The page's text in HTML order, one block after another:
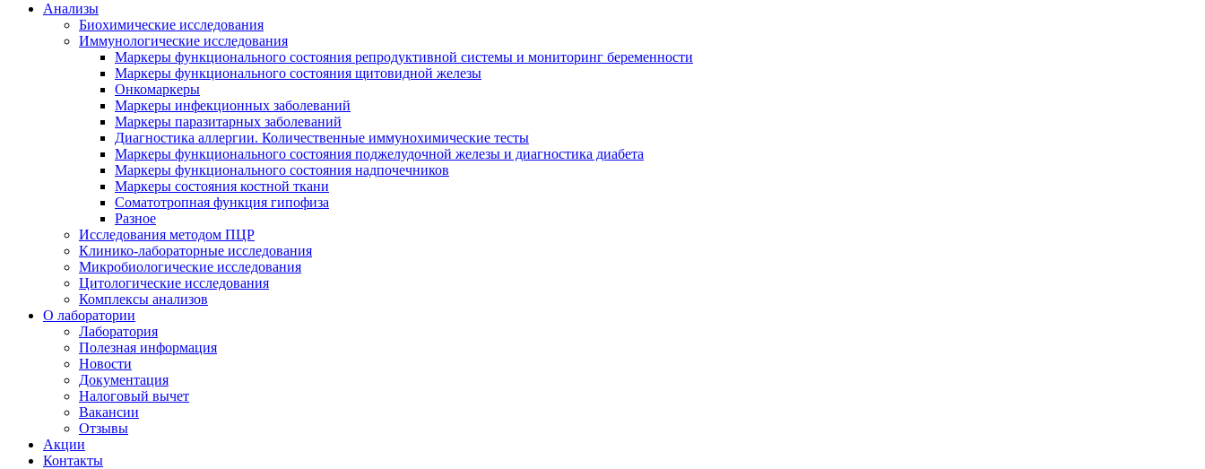
Анализы
Биохимические исследования
Иммунологические исследования
Маркеры функционального состояния репродуктивной системы и мониторинг беременности
Маркеры функционального состояния щитовидной железы
Онкомаркеры
Маркеры инфекционных заболеваний
Маркеры паразитарных заболеваний
Диагностика аллергии. Количественные иммунохимические тесты
Маркеры функционального состояния поджелудочной железы и диагностика диабета
Маркеры функционального состояния надпочечников
Маркеры состояния костной ткани
Соматотропная функция гипофиза
Разное
Исследования методом ПЦР
Клинико-лабораторные исследования
Микробиологические исследования
Цитологические исследования
Комплексы анализов
О лаборатории
Лаборатория
Полезная информация
Новости
Документация
Налоговый вычет
Вакансии
Отзывы
Акции
Контакты